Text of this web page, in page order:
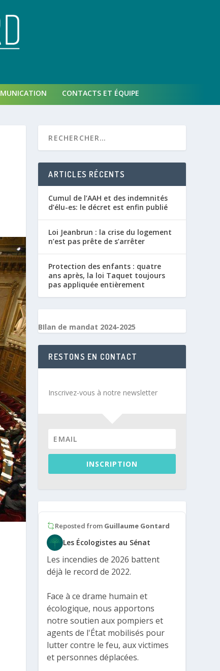
CONTACTS ET ÉQUIPE
ARTICLES RÉCENTS
Cumul de l’AAH et des indemnités
d’élu-es: le décret est enfin publié
Loi Jeanbrun : la crise du logement
n’est pas prête de s’arrêter
Protection des enfants : quatre
ans après, la loi Taquet toujours
pas appliquée entièrement
BIlan de mandat 2024-2025
RESTONS EN CONTACT
Inscrivez-vous à notre newsletter
INSCRIPTION
Reposted from Guillaume Gontard
Les Écologistes au Sénat
Les incendies de 2026 battent
déjà le record de 2022.
Face à ce drame humain et
écologique, nous apportons
notre soutien aux pompiers et
agents de l'État mobilisés pour
lutter contre le feu, aux victimes
et personnes déplacées.